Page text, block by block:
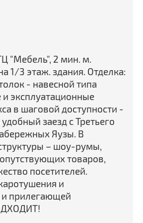
"Мебель", 2 мин. м.
1/3 этаж. здания. Отделка:
- навесной типа
эксплуатационные
в шаговой доступности -
заезд с Третьего
Яузы. В
– шоу-румы,
товаров,
посетителей.
и
и прилегающей